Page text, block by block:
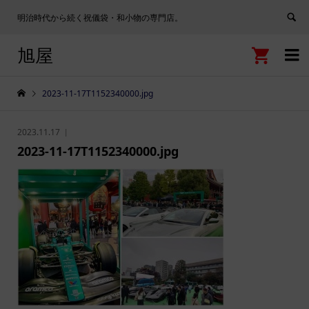
明治時代から続く祝儀袋・和小物の専門店。

旭屋 
2023-11-17T1152340000.jpg
2023.11.17
2023-11-17T1152340000.jpg